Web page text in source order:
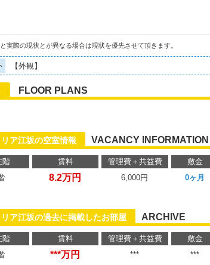
実際の現状とが異なる場合は現状を優先させて頂きます。
【外観】
FLOOR PLANS
ア江坂の空室情報 VACANCY INFORMATION
階 賃料 管理費＋共益費 敷金
8.2万円 6,000円 0ヶ月
ア江坂の過去に掲載したお部屋 ARCHIVE
階 賃料 管理費＋共益費 敷金
***万円 *** ***